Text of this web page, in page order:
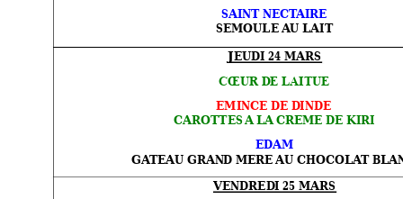
SAINT NECTAIRE
SEMOULE AU LAIT
JEUDI 24 MARS
CŒUR DE LAITUE
EMINCE DE DINDE
CAROTTES A LA CREME DE KIRI
EDAM
GATEAU GRAND MERE AU CHOCOLAT
VENDREDI 25 MARS